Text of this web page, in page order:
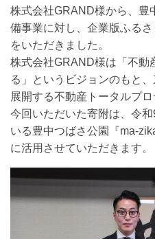
株式会社GRAND様から、豊
備事業に対し、企業版ふる
をいただきました。
株式会社GRAND様は「不動
る」というビジョンのもと
展開する不動産トータルプ
今回いただいた寄附は、令
いる豊中つばさ公園『ma-
に活用させていただきます。